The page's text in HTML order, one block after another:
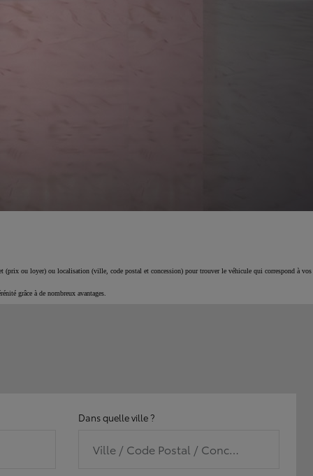
(prix ou loyer) ou localisation (ville, code postal et concession) pour trouver le véhicule qui correspond à vos
grâce à de nombreux avantages.
Dans quelle ville ?
Ville / Code Postal / Concession